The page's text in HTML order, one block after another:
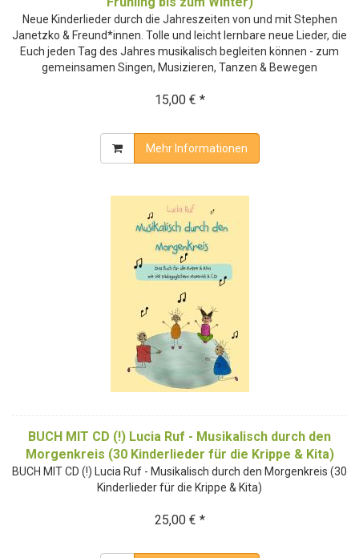
Neue Kinderlieder durch die Jahreszeiten von und mit Stephen
Janetzko & Freund*innen. Tolle und leicht lernbare neue Lieder, die
Euch jeden Tag des Jahres musikalisch begleiten können - zum
gemeinsamen Singen, Musizieren, Tanzen & Bewegen
15,00 € *
Mehr Informationen
BUCH MIT CD (!) Lucia Ruf - Musikalisch durch den
Morgenkreis (30 Kinderlieder für die Krippe & Kita)
BUCH MIT CD (!) Lucia Ruf - Musikalisch durch den Morgenkreis (30
Kinderlieder für die Krippe & Kita)
25,00 € *